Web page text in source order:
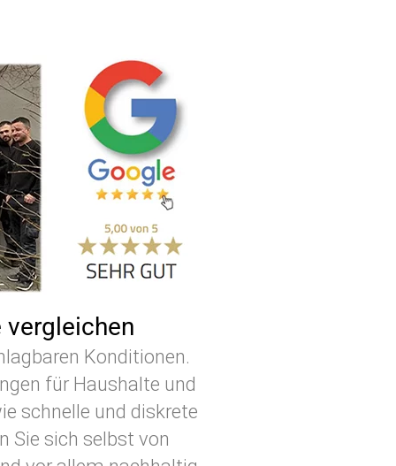
Konditionen.
für Haushalte und
schnelle und diskrete
Sie sich selbst von